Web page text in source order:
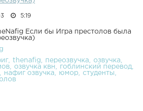
5:19
Если бы Игра престолов была
thenafig переозвучка
озвучка
озвучка квн
гоблинский перевод
нафиг озвучка юмор
студенты